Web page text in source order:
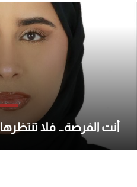
أنت الفرصة… فلا تنتظرها